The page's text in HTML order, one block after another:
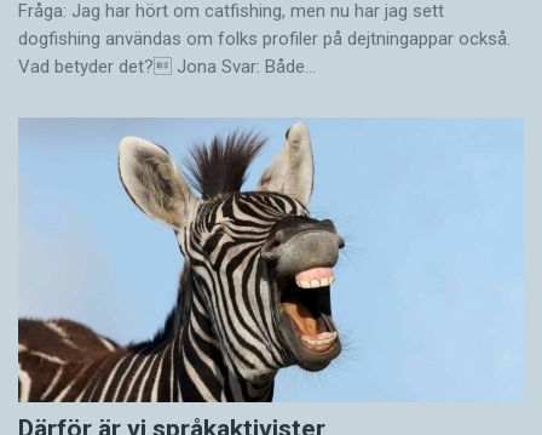
Fråga: Jag har hört om catfishing, men nu har jag sett
dogfishing användas om folks profiler på dejtningappar också.
Vad betyder det? Jona Svar: Både…
Därför är vi språkaktivister